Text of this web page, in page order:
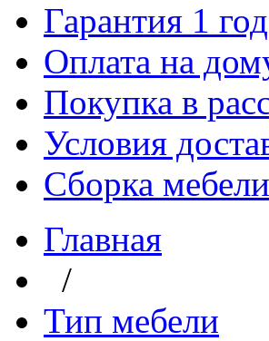
Гарантия 1 год
Оплата на
Покупка в
Условия
Сборка
Главная
/
Тип мебели